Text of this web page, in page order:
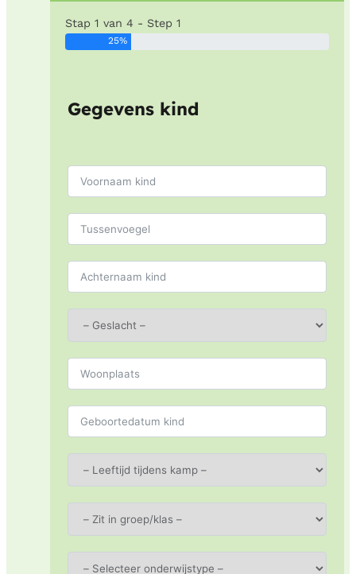
Stap 1 van 4 - Step 1
25%
Gegevens kind